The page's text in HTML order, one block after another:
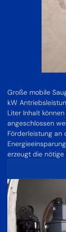
Große mobile
kW
Liter Inhalt
angeschlossen
Förderleistung an
erzeugt die